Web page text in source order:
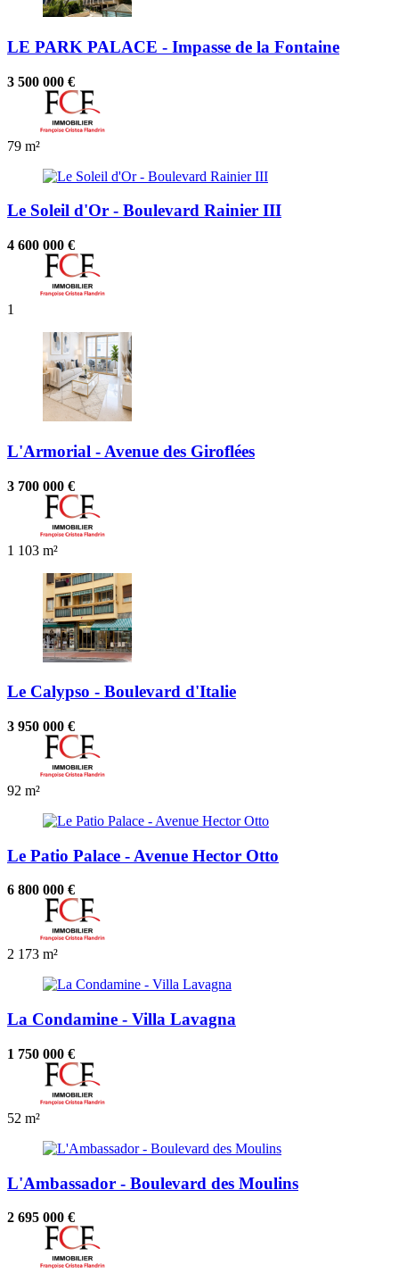
LE PARK PALACE - Impasse de la Fontaine
3 500 000 €
79 m²
Le Soleil d'Or - Boulevard Rainier III
4 600 000 €
1
L'Armorial - Avenue des Giroflées
3 700 000 €
1 103 m²
Le Calypso - Boulevard d'Italie
3 950 000 €
92 m²
Le Patio Palace - Avenue Hector Otto
6 800 000 €
2 173 m²
La Condamine - Villa Lavagna
1 750 000 €
52 m²
L'Ambassador - Boulevard des Moulins
2 695 000 €